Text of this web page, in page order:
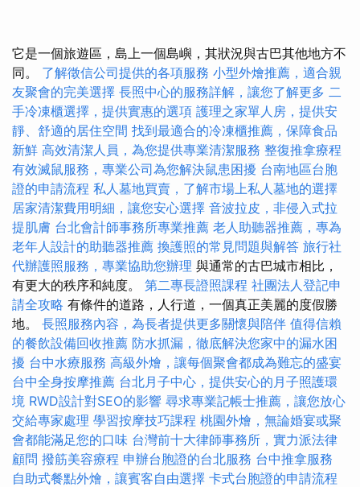
它是一個旅遊區，島上一個島嶼，其狀況與古巴其他地方不
同。 了解徵信公司提供的各項服務 小型外燴推薦，適合親
友聚會的完美選擇 長照中心的服務詳解，讓您了解更多 二
手冷凍櫃選擇，提供實惠的選項 護理之家單人房，提供安
靜、舒適的居住空間 找到最適合的冷凍櫃推薦，保障食品
新鮮 高效清潔人員，為您提供專業清潔服務 整復推拿療程
有效滅鼠服務，專業公司為您解決鼠患困擾 台南地區台胞
證的申請流程 私人墓地買賣，了解市場上私人墓地的選擇
居家清潔費用明細，讓您安心選擇 音波拉皮，非侵入式拉
提肌膚 台北會計師事務所專業推薦 老人助聽器推薦，專為
老年人設計的助聽器推薦 換護照的常見問題與解答 旅行社
代辦護照服務，專業協助您辦理 與通常的古巴城市相比，
有更大的秩序和純度。 第二專長證照課程 社團法人登記申
請全攻略 有條件的道路，人行道，一個真正美麗的度假勝
地。 長照服務內容，為長者提供更多關懷與陪伴 值得信賴
的餐飲設備回收推薦 防水抓漏，徹底解決您家中的漏水困
擾 台中水療服務 高級外燴，讓每個聚會都成為難忘的盛宴
台中全身按摩推薦 台北月子中心，提供安心的月子照護環
境 RWD設計對SEO的影響 尋求專業記帳士推薦，讓您放心
交給專家處理 學習按摩技巧課程 桃園外燴，無論婚宴或聚
會都能滿足您的口味 台灣前十大律師事務所，實力派法律
顧問 撥筋美容療程 申辦台胞證的台北服務 台中推拿服務
自助式餐點外燴，讓賓客自由選擇 卡式台胞證的申請流程